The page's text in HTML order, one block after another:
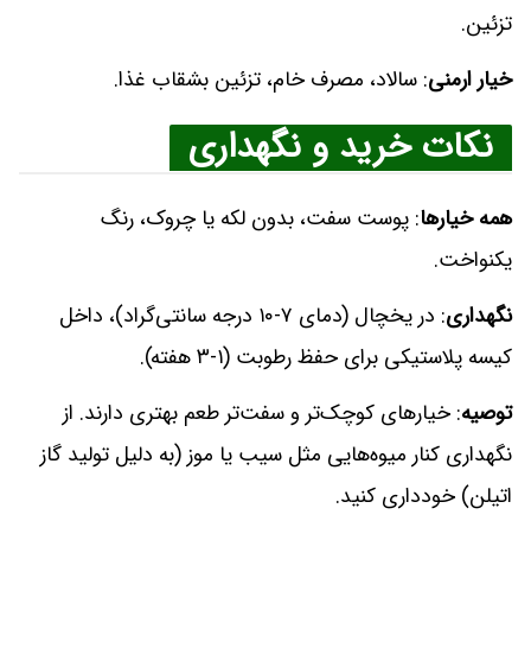
تزئین.
خیار ارمنی: سالاد، مصرف خام، تزئین بشقاب غذا.
نکات خرید و نگهداری
همه خیارها: پوست سفت، بدون لکه یا چروک، رنگ
یکنواخت.
نگهداری:
در یخچال (دمای ۷-۱۰ درجه سانتی‌گراد)، داخل
کیسه پلاستیکی برای حفظ رطوبت (۱-۳ هفته).
توصیه: خیارهای کوچک‌تر و سفت‌تر طعم بهتری دارند. از
نگهداری کنار میوه‌هایی مثل سیب یا موز (به دلیل تولید گاز
اتیلن) خودداری کنید.